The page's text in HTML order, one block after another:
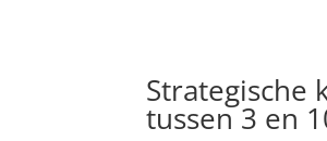
Strategische
tussen 3 en